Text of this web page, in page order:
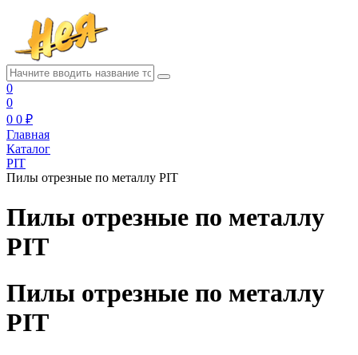
0
0
0 0 ₽
Главная
Каталог
PIT
Пилы отрезные по металлу PIT
Пилы отрезные по металлу
PIT
Пилы отрезные по металлу
PIT